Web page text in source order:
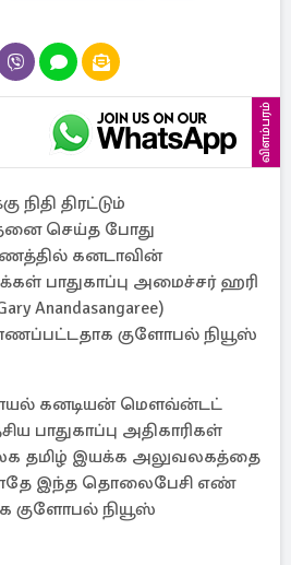
விளம்பரம்
நிதி திரட்டும்
செய்த போது
கனடாவின்
பாதுகாப்பு அமைச்சர் ஹரி
Anandasangaree)
குளோபல் நியூஸ்
கனடியன் மௌவ்ன்டட்
பாதுகாப்பு அதிகாரிகள்
தமிழ் இயக்க அலுவலகத்தை
இந்த தொலைபேசி எண்
குளோபல் நியூஸ்